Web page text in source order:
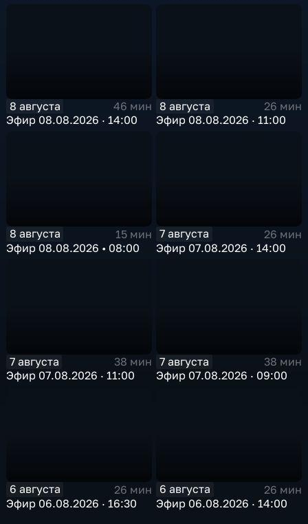
8 августа
46 мин
Эфир 08.08.2026 · 14:00
8 августа
26 мин
Эфир 08.08.2026 · 11:00
8 августа
15 мин
Эфир 08.08.2026 • 08:00
7 августа
26 мин
Эфир 07.08.2026 · 14:00
7 августа
38 мин
Эфир 07.08.2026 · 11:00
7 августа
38 мин
Эфир 07.08.2026 · 09:00
6 августа
26 мин
Эфир 06.08.2026 · 16:30
6 августа
26 мин
Эфир 06.08.2026 · 14:00